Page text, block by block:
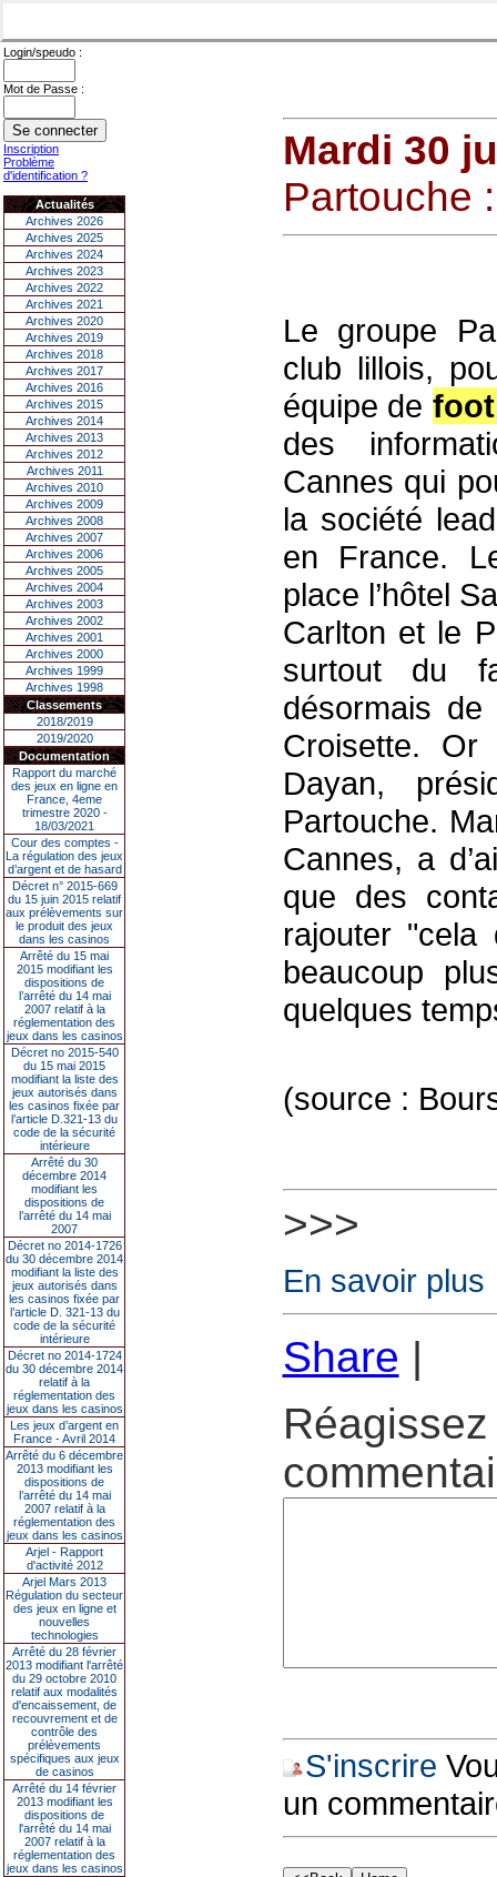
Login/speudo :
Mot de Passe :
Inscription
Problème
d'identification ?
Actualités
Archives 2026
Archives 2025
Archives 2024
Archives 2023
Archives 2022
Archives 2021
Archives 2020
Archives 2019
Archives 2018
Archives 2017
Archives 2016
Archives 2015
Archives 2014
Archives 2013
Archives 2012
Archives 2011
Archives 2010
Archives 2009
Archives 2008
Archives 2007
Archives 2006
Archives 2005
Archives 2004
Archives 2003
Archives 2002
Archives 2001
Archives 2000
Archives 1999
Archives 1998
Classements
2018/2019
2019/2020
Documentation
Rapport du marché
des jeux en ligne en
France, 4eme
trimestre 2020 -
18/03/2021
Cour des comptes -
La régulation des jeux
d’argent et de hasard
Décret n° 2015-669
du 15 juin 2015 relatif
aux prélèvements sur
le produit des jeux
dans les casinos
Arrêté du 15 mai
2015 modifiant les
dispositions de
l’arrêté du 14 mai
2007 relatif à la
réglementation des
jeux dans les casinos
Décret no 2015-540
du 15 mai 2015
modifiant la liste des
jeux autorisés dans
les casinos fixée par
l’article D.321-13 du
code de la sécurité
intérieure
Arrêté du 30
décembre 2014
modifiant les
dispositions de
l’arrêté du 14 mai
2007
Décret no 2014-1726
du 30 décembre 2014
modifiant la liste des
jeux autorisés dans
les casinos fixée par
l’article D. 321-13 du
code de la sécurité
intérieure
Décret no 2014-1724
du 30 décembre 2014
relatif à la
réglementation des
jeux dans les casinos
Les jeux d’argent en
France - Avril 2014
Arrêté du 6 décembre
2013 modifiant les
dispositions de
l’arrêté du 14 mai
2007 relatif à la
réglementation des
jeux dans les casinos
Arjel - Rapport
d'activité 2012
Arjel Mars 2013
Régulation du secteur
des jeux en ligne et
nouvelles
technologies
Arrêté du 28 février
2013 modifiant l'arrêté
du 29 octobre 2010
relatif aux modalités
d'encaissement, de
recouvrement et de
contrôle des
prélèvements
spécifiques aux jeux
de casinos
Arrêté du 14 février
2013 modifiant les
dispositions de
l'arrêté du 14 mai
2007 relatif à la
réglementation des
jeux dans les casinos
Mardi 30
Partouche
Le groupe
club lillois,
équipe de
des
Cannes qui
la société
en France.
place l’hôtel
Carlton et le
surtout du
désormais
Croisette.
Dayan,
Partouche.
Cannes, a
que des
rajouter "cela
beaucoup
quelques
(source :
>>>
En savoir plus
Share |
S'inscrire
un